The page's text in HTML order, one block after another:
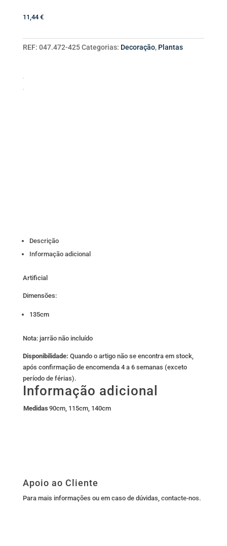
11,44 €
REF: 047.472-425 Categorias: Decoração, Plantas
Descrição
Informação adicional
Artificial
Dimensões:
135cm
Nota: jarrão não incluído
Disponibilidade: Quando o artigo não se encontra em stock,
após confirmação de encomenda 4 a 6 semanas (exceto
período de férias).
Informação adicional
Medidas 90cm, 115cm, 140cm
Apoio ao Cliente
Para mais informações ou em caso de dúvidas, contacte-nos.